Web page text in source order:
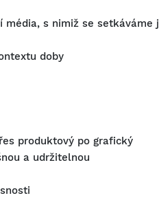
média, s nimiž se setkáváme
doby
produktový po grafický
a udržitelnou